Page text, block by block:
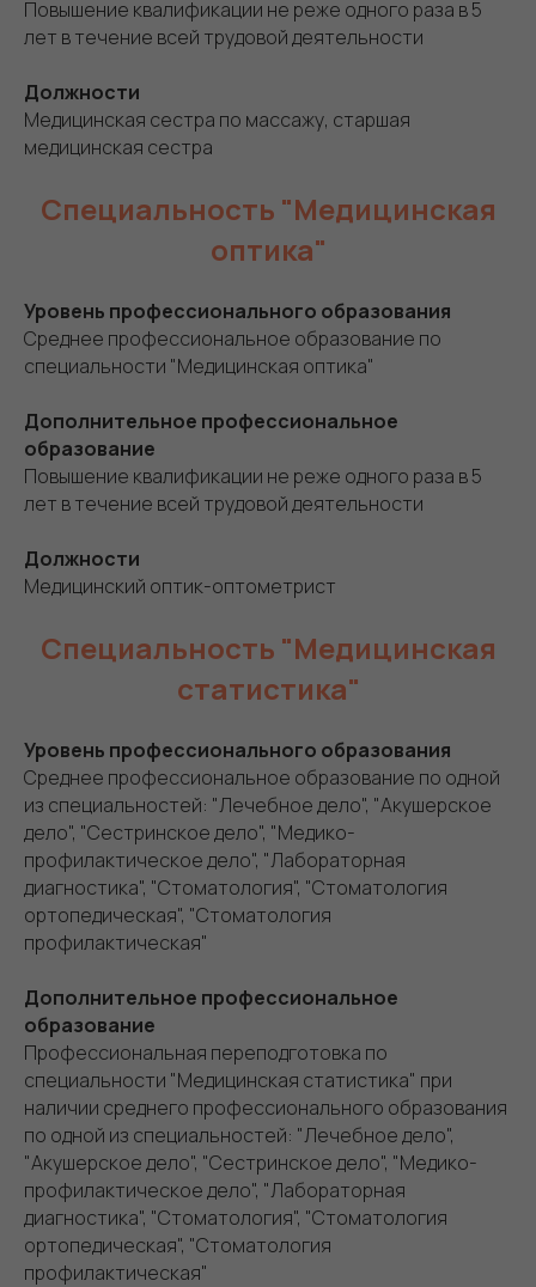
Повышение квалификации не реже одного раза в 5
лет в течение всей трудовой деятельности
Должности
Медицинская сестра по массажу, старшая
медицинская сестра
Специальность "Медицинская
оптика"
Уровень профессионального образования
Среднее профессиональное образование по
специальности "Медицинская оптика"
Дополнительное профессиональное
образование
Повышение квалификации не реже одного раза в 5
лет в течение всей трудовой деятельности
Должности
Медицинский оптик-оптометрист
Специальность "Медицинская
статистика"
Уровень профессионального образования
Среднее профессиональное образование по одной
из специальностей: "Лечебное дело", "Акушерское
дело", "Сестринское дело", "Медико-
профилактическое дело", "Лабораторная
диагностика", "Стоматология", "Стоматология
ортопедическая", "Стоматология
профилактическая"
Дополнительное профессиональное
образование
Профессиональная переподготовка по
специальности "Медицинская статистика" при
наличии среднего профессионального образования
по одной из специальностей: "Лечебное дело",
"Акушерское дело", "Сестринское дело", "Медико-
профилактическое дело", "Лабораторная
диагностика", "Стоматология", "Стоматология
ортопедическая", "Стоматология
профилактическая"